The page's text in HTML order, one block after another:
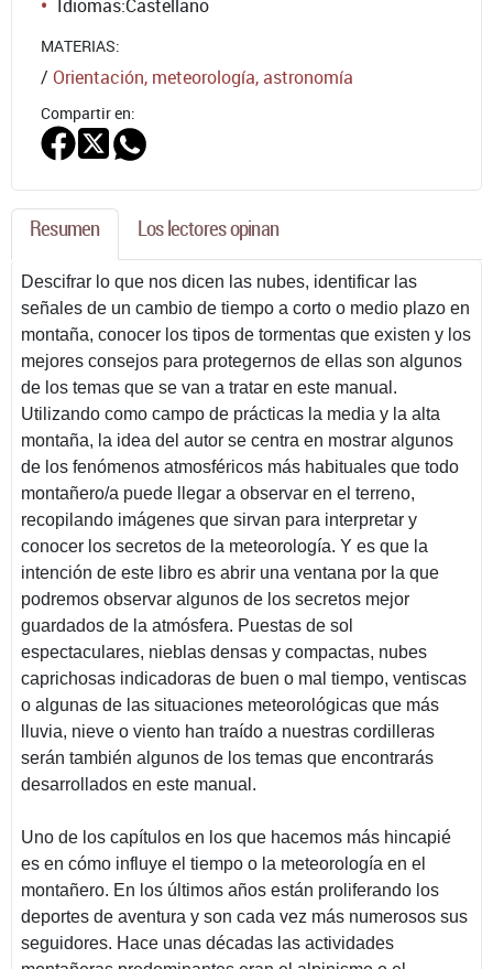
Idiomas:Castellano
MATERIAS:
/ Orientación, meteorología, astronomía
Compartir en:
Resumen Los lectores opinan
Descifrar lo que nos dicen las nubes, identificar las
señales de un cambio de tiempo a corto o medio plazo en
montaña, conocer los tipos de tormentas que existen y los
mejores consejos para protegernos de ellas son algunos
de los temas que se van a tratar en este manual.
Utilizando como campo de prácticas la media y la alta
montaña, la idea del autor se centra en mostrar algunos
de los fenómenos atmosféricos más habituales que todo
montañero/a puede llegar a observar en el terreno,
recopilando imágenes que sirvan para interpretar y
conocer los secretos de la meteorología. Y es que la
intención de este libro es abrir una ventana por la que
podremos observar algunos de los secretos mejor
guardados de la atmósfera. Puestas de sol
espectaculares, nieblas densas y compactas, nubes
caprichosas indicadoras de buen o mal tiempo, ventiscas
o algunas de las situaciones meteorológicas que más
lluvia, nieve o viento han traído a nuestras cordilleras
serán también algunos de los temas que encontrarás
desarrollados en este manual.
Uno de los capítulos en los que hacemos más hincapié
es en cómo influye el tiempo o la meteorología en el
montañero. En los últimos años están proliferando los
deportes de aventura y son cada vez más numerosos sus
seguidores. Hace unas décadas las actividades